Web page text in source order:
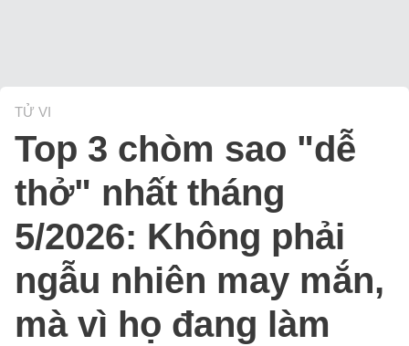
TỬ VI
Top 3 chòm sao "dễ
thở" nhất tháng
5/2026: Không phải
ngẫu nhiên may mắn,
mà vì họ đang làm